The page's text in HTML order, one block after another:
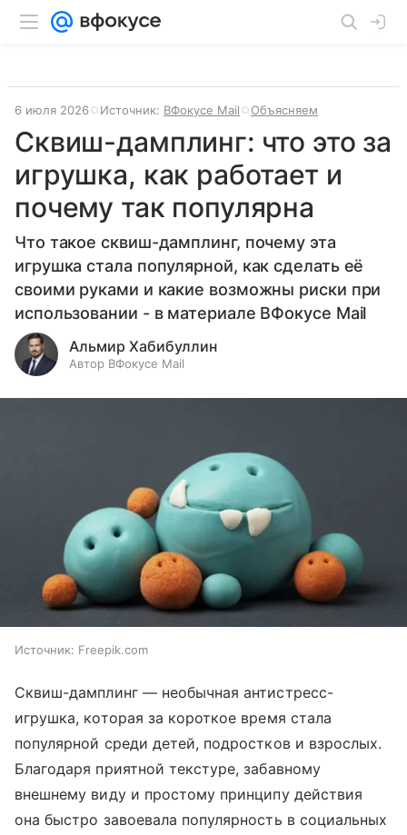
6 июля 2026 Источник: ВФокусе Mail Объясняем
Сквиш-дамплинг: что это за
игрушка, как работает и
почему так популярна
Что такое сквиш-дамплинг, почему эта
игрушка стала популярной, как сделать её
своими руками и какие возможны риски при
использовании - в материале ВФокусе Mail
Альмир Хабибуллин
Автор ВФокусе Mail
Источник: Freepik.com
Сквиш-дамплинг — необычная антистресс-
игрушка, которая за короткое время стала
популярной среди детей, подростков и взрослых.
Благодаря приятной текстуре, забавному
внешнему виду и простому принципу действия
она быстро завоевала популярность в социальных